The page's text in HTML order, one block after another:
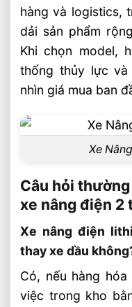
hàng và logistics,
dải sản phẩm
Khi chọn model,
thống thủy lực
nhìn giá mua ban
Xe
Câu hỏi
xe nâng điện 2
Xe nâng điện
thay xe dầu
Có, nếu hàng
việc trong kho